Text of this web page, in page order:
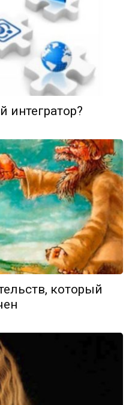
интегратор?
который